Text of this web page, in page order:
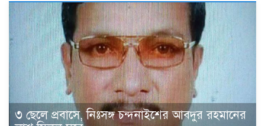
৩ ছেলে প্রবাসে, নিঃসঙ্গ চন্দনাইশের আবদুর রহমানের